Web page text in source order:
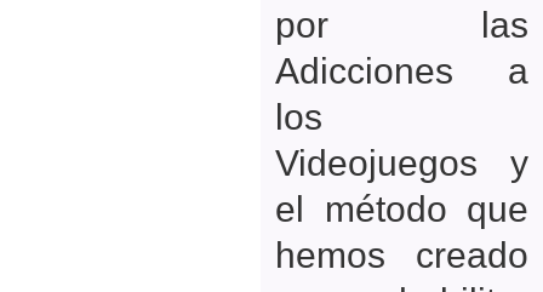
por las
Adicciones a
los
Videojuegos y
el método que
hemos creado